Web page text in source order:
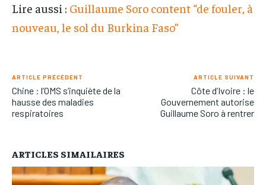
Lire aussi : Guillaume Soro content “de fouler, à
nouveau, le sol du Burkina Faso”
ARTICLE PRÉCÉDENT
Chine : l’OMS s’inquiète de la
hausse des maladies
respiratoires
ARTICLE SUIVANT
Côte d’Ivoire : le
Gouvernement autorise
Guillaume Soro à rentrer
ARTICLES SIMAILAIRES